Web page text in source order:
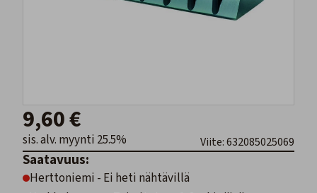
9,60 €
sis. alv. myynti 25.5% Viite: 632085025069
Saatavuus:
Herttoniemi - Ei heti nähtävillä